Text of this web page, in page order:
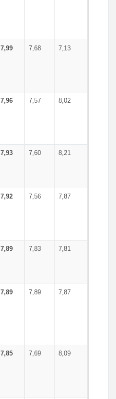
7,99 7,68 7,13
7,96 7,57 8,02
7,93 7,60 8,21
7,92 7,56 7,87
7,89 7,83 7,81
7,89 7,89 7,87
7,85 7,69 8,09